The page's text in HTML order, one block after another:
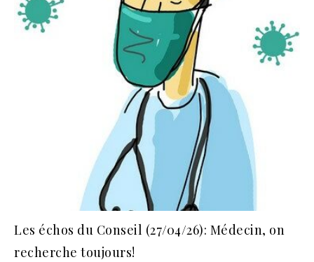
Les échos du Conseil (27/04/26): Médecin, on
recherche toujours!